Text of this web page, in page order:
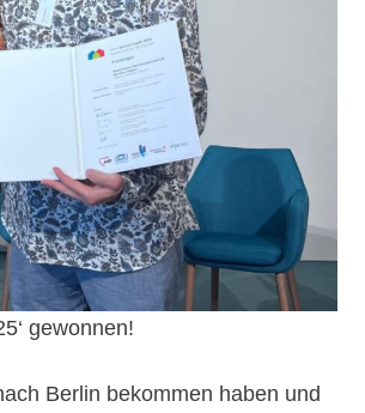
gewonnen!
Berlin bekommen haben und